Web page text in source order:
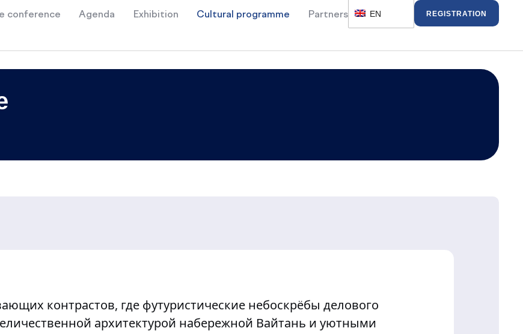
conference Agenda Exhibition Cultural programme Partners EN REGISTRATION
контрастов, где футуристические небоскрёбы делового
архитектурой набережной Вайтань и уютными